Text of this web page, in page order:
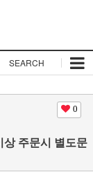
SEARCH
0
주문시 별도문